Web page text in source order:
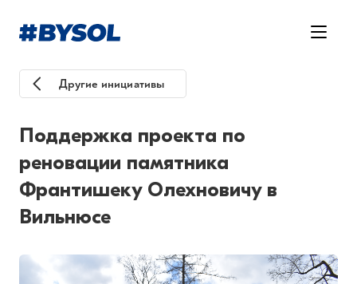
Другие инициативы
Поддержка проекта по
реновации памятника
Франтишеку Олехновичу в
Вильнюсе